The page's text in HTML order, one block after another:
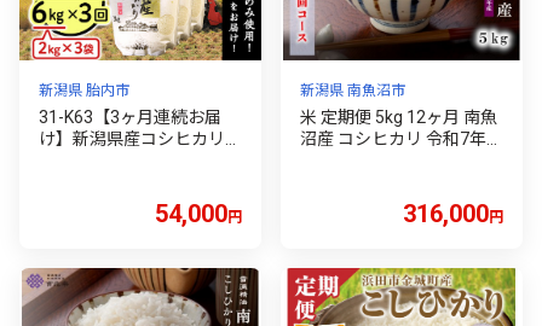
新潟県 胎内市
31-K63【3ヶ月連続お届
け】新潟県産コシヒカリ6
54,000円
新潟県 南魚沼市
米 定期便 5kg 12ヶ月 南魚
沼産 コシヒカリ 令和7年産
新潟 精米 ご飯 ごはん 南魚
沼 人気 おすすめ 産地直送
おむすび 頒布会 5キロ 新
潟県 南魚沼市 コシカリ 送
料無料 お米 白米 米 令和7
316,000円